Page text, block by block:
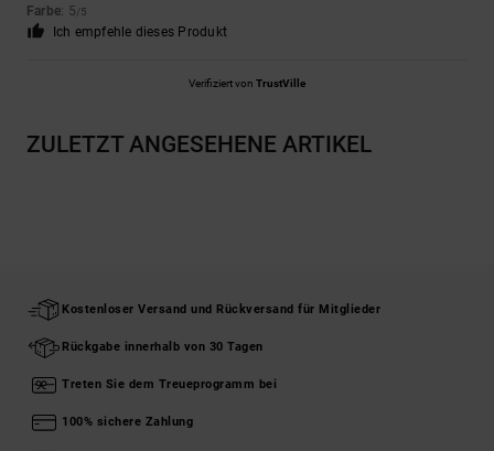
Farbe: 5/5
Ich empfehle dieses Produkt
Verifiziert von TrustVille
ZULETZT ANGESEHENE ARTIKEL
Kostenloser Versand und Rückversand für Mitglieder
Rückgabe innerhalb von 30 Tagen
Treten Sie dem Treueprogramm bei
100% sichere Zahlung